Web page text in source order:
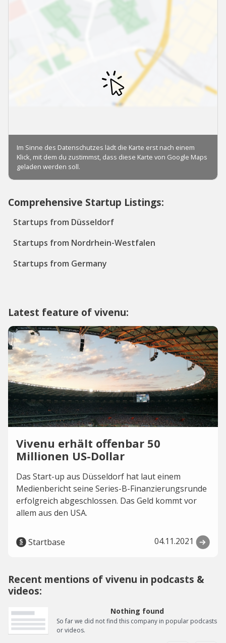
Comprehensive Startup Listings:
Startups from Düsseldorf
Startups from Nordrhein-Westfalen
Startups from Germany
Latest feature of vivenu:
Vivenu erhält offenbar 50
Millionen US-Dollar
Das Start-up aus Düsseldorf hat laut einem
Medienbericht seine Series-B-Finanzierungsrunde
erfolgreich abgeschlossen. Das Geld kommt vor
allem aus den USA.
Startbase 04.11.2021
Recent mentions of vivenu in podcasts &
videos:
Nothing found
So far we did not find this company in popular podcasts
or videos.